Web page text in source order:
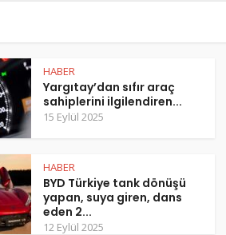
HABER
Yargıtay’dan sıfır araç
sahiplerini ilgilendiren...
15 Eylül 2025
HABER
BYD Türkiye tank dönüşü
yapan, suya giren, dans
eden 2...
12 Eylül 2025